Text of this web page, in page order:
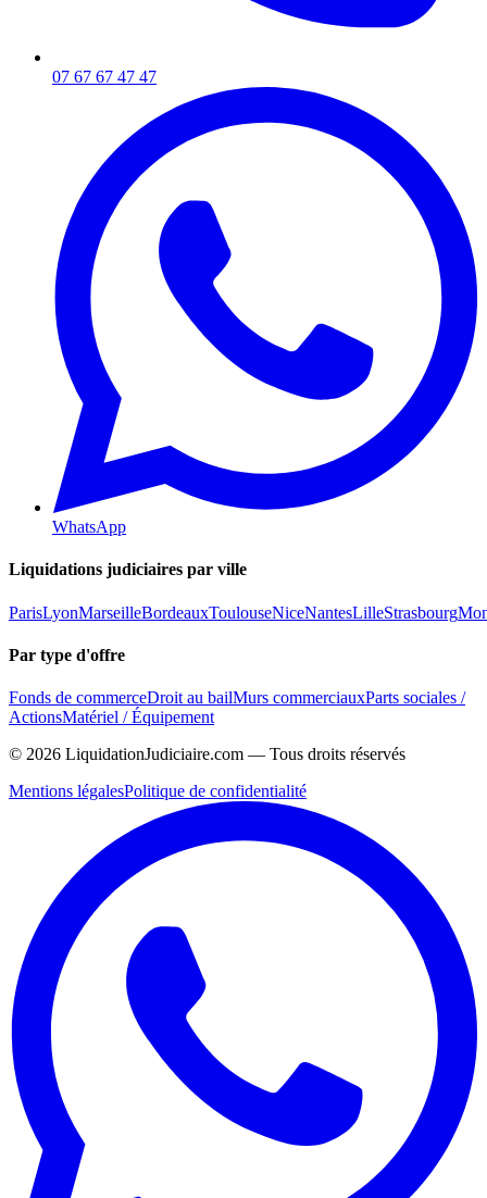
07 67 67 47 47
WhatsApp
Liquidations judiciaires par ville
ParisLyonMarseilleBordeauxToulouseNiceNantesLilleStrasbourg
Par type d'offre
Fonds de commerceDroit au bailMurs commerciauxParts sociales /
ActionsMatériel / Équipement
© 2026 LiquidationJudiciaire.com — Tous droits réservés
Mentions légalesPolitique de confidentialité